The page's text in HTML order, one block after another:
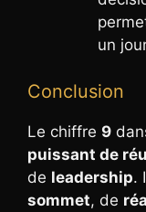
un
Conclusion
Le chiffre 9
puissant de
de leadership.
sommet, de